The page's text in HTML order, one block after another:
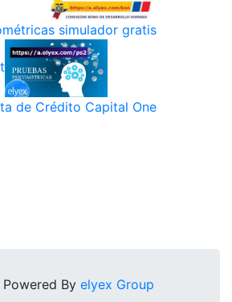
simulador gratis
de Crédito Capital One
By elyex Group